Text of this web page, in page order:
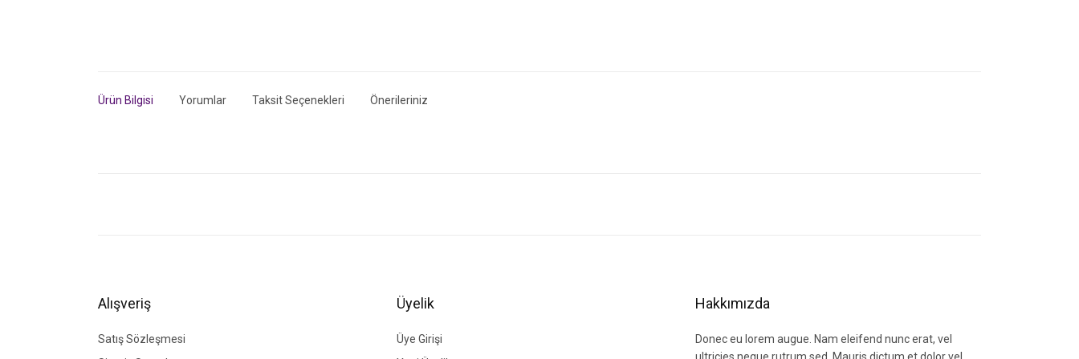
Ürün Bilgisi Yorumlar Taksit Seçenekleri Önerileriniz
Ürün fiyatı diğer sitelerden daha pahalı.
Bu ürüne benzer farklı alternatifler olmalı.
Alışveriş
Satış Sözleşmesi
Üyelik
Üye Girişi
Hakkımızda
Donec eu lorem augue. Nam eleifend nunc erat, vel